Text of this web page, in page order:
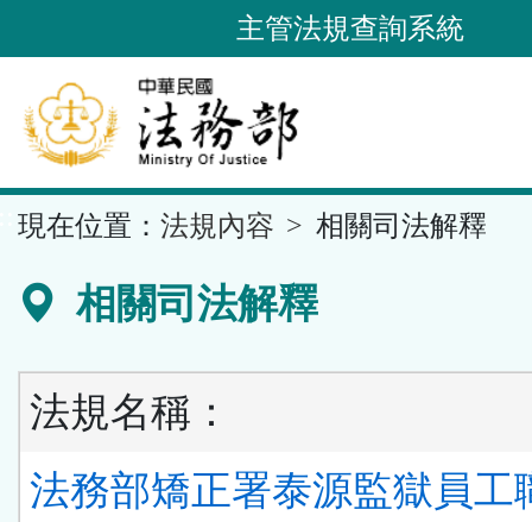
到
要
內
容
區
主管法規查詢系統
現在位置： 法規內容 相關司法解釋
相關司法解釋
法規名稱：
法務部矯正署泰源監獄員工